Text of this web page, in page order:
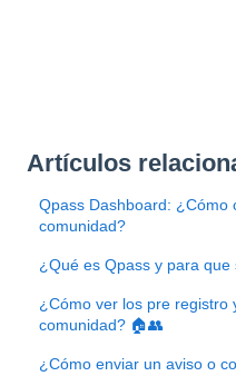
Artículos
Qpass Dashboard: ¿Cómo
comunidad?
¿Qué es Qpass y para que
¿Cómo ver los pre registro
comunidad? 🏠👥
¿Cómo enviar un aviso o